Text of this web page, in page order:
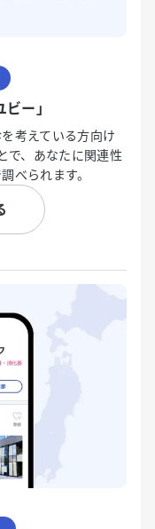
ー」
考えている方向け
で、あなたに関連性
べられます。